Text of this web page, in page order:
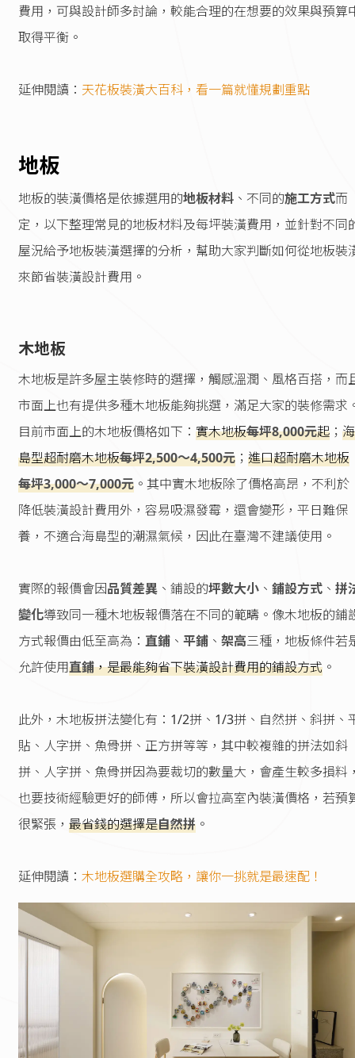
費用，可與設計師多討論，較能合理的在想要的效果與預算
取得平衡。
延伸閱讀： 天花板裝潢大百科，看一篇就懂規劃重點
地板
地板的裝潢價格是依據選用的地板材料 、不同的施工方式而
定，以下整理常見的地板材料及每坪裝潢費用，並針對不同
屋況給予地板裝潢選擇的分析，幫助大家判斷如何從地板裝
來節省裝潢設計費用。
木地板
木地板是許多屋主裝修時的選擇，觸感溫潤、風格百搭，而
市面上也有提供多種木地板能夠挑選，滿足大家的裝修需求
目前市面上的木地板價格如下： 實木地板每坪8,000元起 ； 海
島型超耐磨木地板每坪2,500～4,500元 ； 進口超耐磨木地板
每坪3,000～7,000元 。其中實木地板除了價格高昂，不利於
降低裝潢設計費用外，容易吸濕發霉，還會變形，平日難保
養，不適合海島型的潮濕氣候，因此在臺灣不建議使用。
實際的報價會因品質差異 、鋪設的坪數大小 、 鋪設方式 、 拼
變化導致同一種木地板報價落在不同的範疇。像木地板的鋪
方式報價由低至高為： 直鋪 、 平鋪 、 架高三種，地板條件若
允許使用直鋪，是最能夠省下裝潢設計費用的鋪設方式 。
此外，木地板拼法變化有：1/2拼、1/3拼、自然拼、斜拼、
貼、人字拼、魚骨拼、正方拼等等，其中較複雜的拼法如斜
拼、人字拼、魚骨拼因為要裁切的數量大，會產生較多損料
也要技術經驗更好的師傅，所以會拉高室內裝潢價格，若預
很緊張， 最省錢的選擇是自然拼 。
延伸閱讀： 木地板選購全攻略，讓你一挑就是最速配！